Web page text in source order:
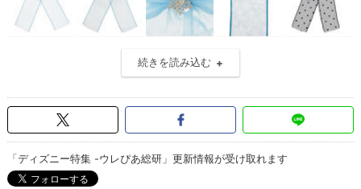
続きを読み込む
「ディズニー特集 -ウレぴあ総研」更新情報が受け取れます